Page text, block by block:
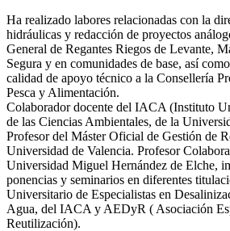
Ha realizado labores relacionadas con la
hidráulicas y redacción de proyectos
General de Regantes Riegos de Levante,
Segura y en comunidades de base, así
calidad de apoyo técnico a la Consellería
Pesca y Alimentación.
Colaborador docente del IACA (Instituto
de las Ciencias Ambientales, de la
Profesor del Máster Oficial de Gestión de
Universidad de Valencia. Profesor
Universidad Miguel Hernández de Elche,
ponencias y seminarios en diferentes
Universitario de Especialistas en
Agua, del IACA y AEDyR ( Asociación
Reutilización).